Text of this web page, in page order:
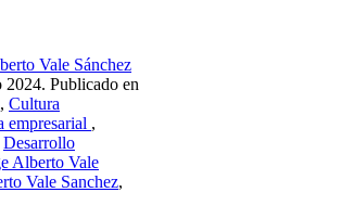
Vale Sánchez
2024. Publicado en
, Cultura
empresarial ,
Desarrollo
Alberto Vale
Vale Sanchez,